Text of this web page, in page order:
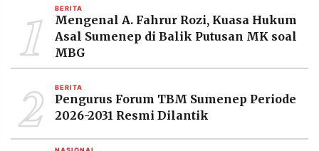
PRAMUDITA
2026
PT.
MEDIA
1 BERITA
Mengenal A. Fahrur Rozi, Kuasa Hukum
Asal Sumenep di Balik Putusan MK soal
MBG
2 BERITA
Pengurus Forum TBM Sumenep Periode
2026-2031 Resmi Dilantik